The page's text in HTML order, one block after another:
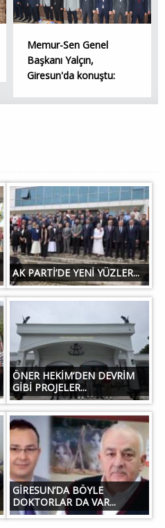
Memur-Sen Genel
Başkanı Yalçın,
Giresun'da konuştu:
AK PARTİ’DE YENİ YÜZLER...
ÖNER HEKİM’DEN DEVRİM
GİBİ PROJELER...
GİRESUN’DA BÖYLE
DOKTORLAR DA VAR...